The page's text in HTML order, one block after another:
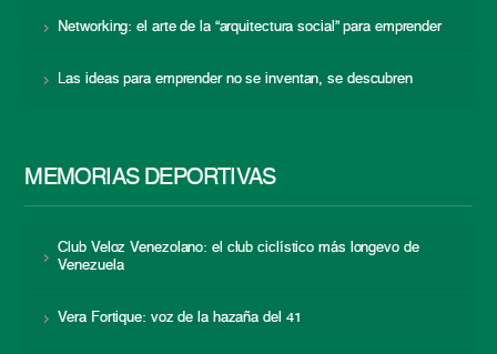
Networking: el arte de la “arquitectura social” para emprender
Las ideas para emprender no se inventan, se descubren
MEMORIAS DEPORTIVAS
Club Veloz Venezolano: el club ciclístico más longevo de
Venezuela
Vera Fortique: voz de la hazaña del 41